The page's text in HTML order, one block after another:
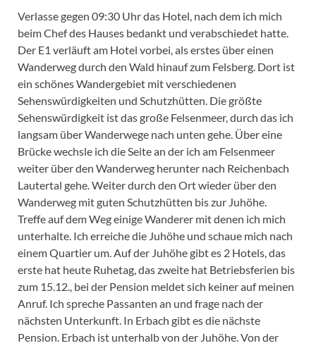
Verlasse gegen 09:30 Uhr das Hotel, nach dem ich mich
beim Chef des Hauses bedankt und verabschiedet hatte.
Der E1 verläuft am Hotel vorbei, als erstes über einen
Wanderweg durch den Wald hinauf zum Felsberg. Dort ist
ein schönes Wandergebiet mit verschiedenen
Sehenswürdigkeiten und Schutzhütten. Die größte
Sehenswürdigkeit ist das große Felsenmeer, durch das ich
langsam über Wanderwege nach unten gehe. Über eine
Brücke wechsle ich die Seite an der ich am Felsenmeer
weiter über den Wanderweg herunter nach Reichenbach
Lautertal gehe. Weiter durch den Ort wieder über den
Wanderweg mit guten Schutzhütten bis zur Juhöhe.
Treffe auf dem Weg einige Wanderer mit denen ich mich
unterhalte. Ich erreiche die Juhöhe und schaue mich nach
einem Quartier um. Auf der Juhöhe gibt es 2 Hotels, das
erste hat heute Ruhetag, das zweite hat Betriebsferien bis
zum 15.12., bei der Pension meldet sich keiner auf meinen
Anruf. Ich spreche Passanten an und frage nach der
nächsten Unterkunft. In Erbach gibt es die nächste
Pension. Erbach ist unterhalb von der Juhöhe. Von der